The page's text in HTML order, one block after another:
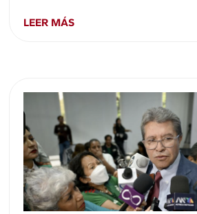
LEER MÁS